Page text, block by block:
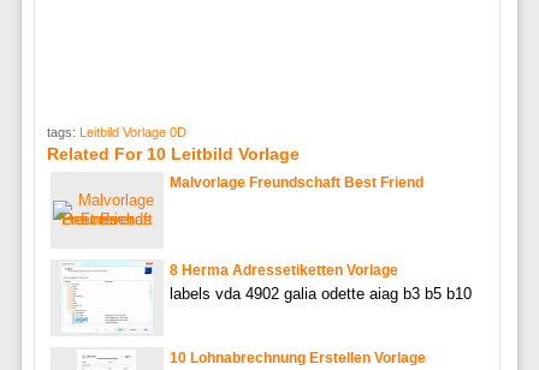
tags: Leitbild Vorlage 0D
Related For 10 Leitbild Vorlage
Malvorlage Freundschaft Best Friend
8 Herma Adressetiketten Vorlage
labels vda 4902 galia odette aiag b3 b5 b10
10 Lohnabrechnung Erstellen Vorlage